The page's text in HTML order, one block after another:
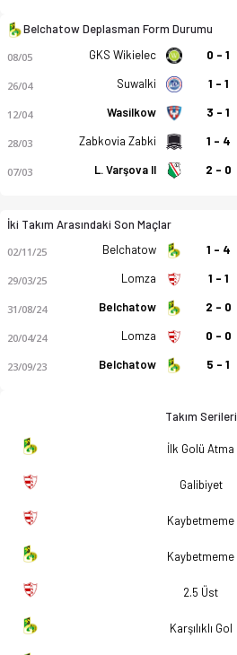
Belchatow Deplasman Form Durumu
08/05 GKS Wikielec 0 - 1
26/04 Suwalki 1 - 1
12/04 Wasilkow 3 - 1
28/03 Zabkovia Zabki 1 - 4
07/03 L. Varşova II 2 - 0
İki Takım Arasındaki Son Maçlar
02/11/25 Belchatow 1 - 4
29/03/25 Lomza 1 - 1
31/08/24 Belchatow 2 - 0
20/04/24 Lomza 0 - 0
23/09/23 Belchatow 5 - 1
Takım Serileri
İlk Golü Atma
Galibiyet
Kaybetmeme
Kaybetmeme
2.5 Üst
Karşılıklı Gol